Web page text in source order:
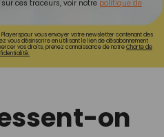
ces traceurs, voir notre politique de
vous envoyer votre newsletter contenant des
vous désinscrire en utilisant le lien de désabonnement
vos droits, prenez connaissance de notreCharte de
on